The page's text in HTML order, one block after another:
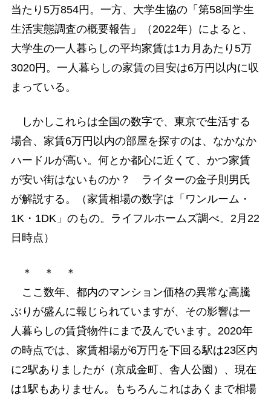
当たり5万854円。一方、大学生協の「第58回学生
生活実態調査の概要報告」（2022年）によると、
大学生の一人暮らしの平均家賃は1カ月あたり5万
3020円。一人暮らしの家賃の目安は6万円以内に収
まっている。
しかしこれらは全国の数字で、東京で生活する
場合、家賃6万円以内の部屋を探すのは、なかなか
ハードルが高い。何とか都心に近くて、かつ家賃
が安い街はないものか？ ライターの金子則男氏
が解説する。（家賃相場の数字は「ワンルーム・
1K・1DK」のもの。ライフルホームズ調べ。2月22
日時点）
＊ ＊ ＊
ここ数年、都内のマンション価格の異常な高騰
ぶりが盛んに報じられていますが、その影響は一
人暮らしの賃貸物件にまで及んでいます。2020年
の時点では、家賃相場が6万円を下回る駅は23区内
に2駅ありましたが（京成金町、舎人公園）、現在
は1駅もありません。もちろんこれはあくまで相場